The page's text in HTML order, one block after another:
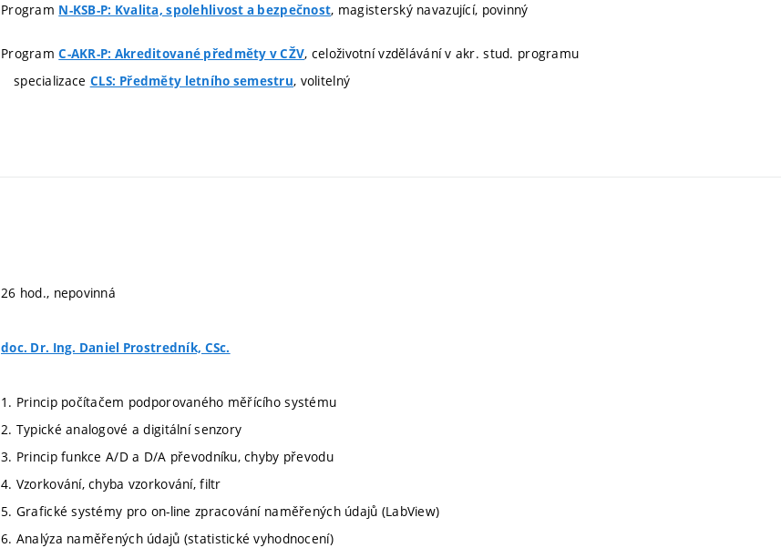
Program N-KSB-P: Kvalita, spolehlivost a bezpečnost, magisterský navazující, povinný
ProgramC-AKR-P: Akreditované předměty v CŽV, celoživotní vzdělávání v akr. stud. programu
specializace CLS: Předměty letního semestru, volitelný
26 hod., nepovinná
doc. Dr. Ing. Daniel Prostredník, CSc.
1. Princip počítačem podporovaného měřícího systému
2. Typické analogové a digitální senzory
3. Princip funkce A/D a D/A převodníku, chyby převodu
4. Vzorkování, chyba vzorkování, filtr
5. Grafické systémy pro on-line zpracování naměřených údajů (LabView)
6. Analýza naměřených údajů (statistické vyhodnocení)